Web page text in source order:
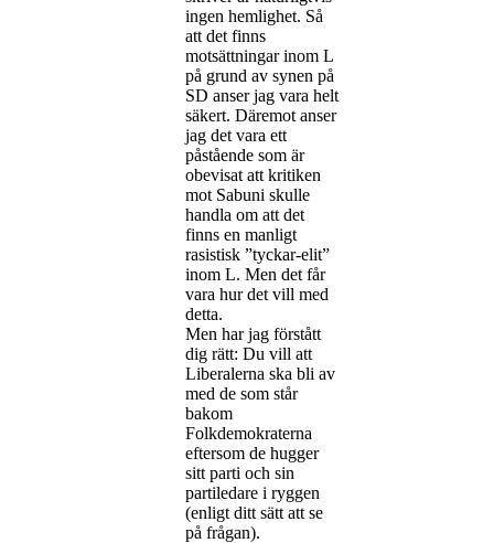
ingen hemlighet. Så
att det finns
motsättningar inom L
på grund av synen på
SD anser jag vara helt
säkert. Däremot anser
jag det vara ett
påstående som är
obevisat att kritiken
mot Sabuni skulle
handla om att det
finns en manligt
rasistisk ”tyckar-elit”
inom L. Men det får
vara hur det vill med
detta.
Men har jag förstått
dig rätt: Du vill att
Liberalerna ska bli av
med de som står
bakom
Folkdemokraterna
eftersom de hugger
sitt parti och sin
partiledare i ryggen
(enligt ditt sätt att se
på frågan).